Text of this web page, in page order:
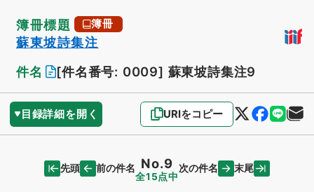
簿冊標題 簿冊
蘇東坡詩集注
件名
[件名番号: 0009] 蘇東坡詩集注9
目録詳細を開く URIをコピー
先頭 前の件名 No.9
全15点中
次の件名 末尾